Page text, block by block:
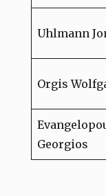
Uhlmann
Orgis
Georgios